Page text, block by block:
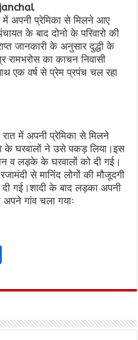
में अपनी प्रेमिका से मिलने आए
के बाद दोनो के परिवारो की
जानकारी के अनुसार दुद्धी के
रामभरोस का काचन निवासी
एक वर्ष से प्रेम प्रपंच चल रहा
में अपनी प्रेमिका से मिलने
के घरवालों ने उसे पकड़ लिया।इस
व लड़के के घरवालों को दी गई।
रजामंदी से मानिंद लोगों की मौजूदगी
दी गई।शादी के बाद लड़का अपनी
गांव चला गयाः
ar